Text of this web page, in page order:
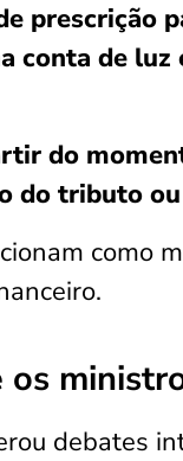
prescrição
conta de luz
do
do tributo
como
os
debates